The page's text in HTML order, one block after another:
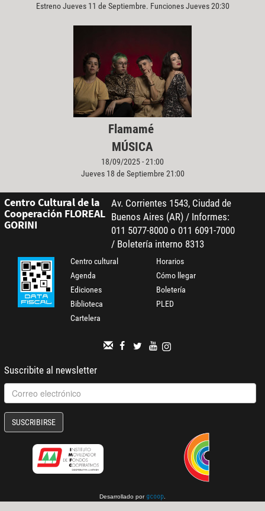
Estreno Jueves 11 de Septiembre. Funciones Jueves 20:30
Flamamé
MÚSICA
18/09/2025 - 21:00
Jueves 18 de Septiembre 21:00
Centro Cultural de la
Cooperación FLOREAL
GORINI
Av. Corrientes 1543, Ciudad de
Buenos Aires (AR) / Informes:
011 5077-8000 o 011 6091-7000
/ Boletería interno 8313
Centro cultural
Agenda
Ediciones
Biblioteca
Cartelera
Horarios
Cómo llegar
Boletería
PLED
Suscribite al newsletter
SUSCRIBIRSE
Desarrollado por gcoop